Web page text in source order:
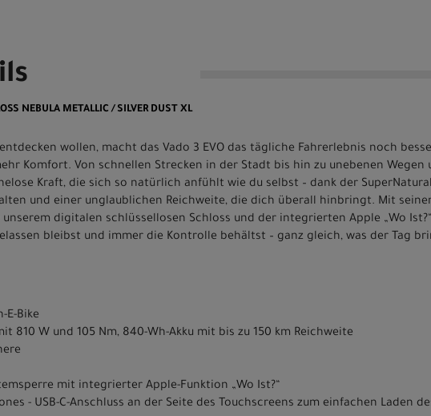
NEBULA METALLIC / SILVER DUST XL
wollen, macht das Vado 3 EVO das tägliche Fahrerlebnis noch
Komfort. Von schnellen Strecken in der Stadt bis hin zu unebenen Wegen
Kraft, die sich so natürlich anfühlt wie du selbst – dank der
und einer unglaublichen Reichweite, die dich überall hinbringt. Mit
digitalen schlüssellosen Schloss und der integrierten Apple „Wo
bleibst und immer die Kontrolle behältst – ganz gleich, was der Tag
E-Bike
810 W und 105 Nm, 840-Wh-Akku mit bis zu 150 km Reichweite
mit integrierter Apple-Funktion „Wo Ist?“
- USB-C-Anschluss an der Seite des Touchscreens zum einfachen Laden